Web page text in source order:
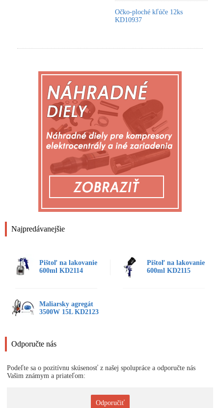
Najpredávanejšie
Pištoľ na lakovanie
600ml KD2114
Pištoľ na lakovanie
600ml KD2115
Maliarsky agregát
3500W 15L KD2123
Odporučte nás
Podeľte sa o pozitívnu skúsenosť z našej spolupráce a odporučte nás
Vašim známym a priateľom:
Odporučiť
Očko-ploché kľúče 12ks
KD10937